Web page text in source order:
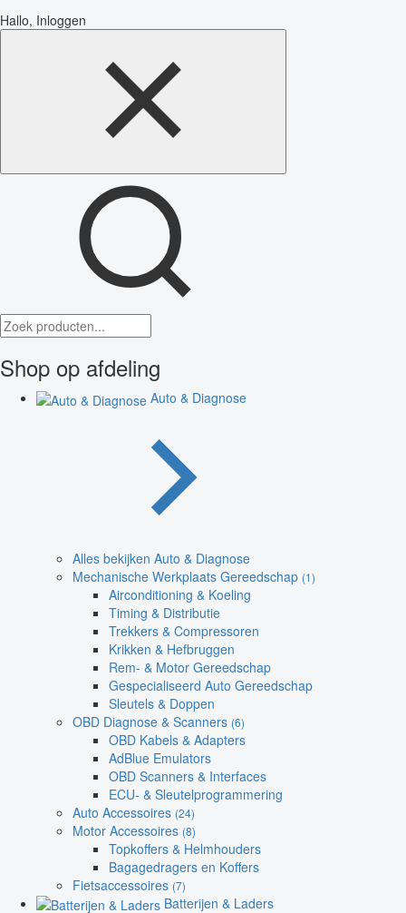
Hallo, Inloggen
Shop op afdeling
Auto & Diagnose
Alles bekijken Auto & Diagnose
Mechanische Werkplaats Gereedschap (1)
Airconditioning & Koeling
Timing & Distributie
Trekkers & Compressoren
Krikken & Hefbruggen
Rem- & Motor Gereedschap
Gespecialiseerd Auto Gereedschap
Sleutels & Doppen
OBD Diagnose & Scanners (6)
OBD Kabels & Adapters
AdBlue Emulators
OBD Scanners & Interfaces
ECU- & Sleutelprogrammering
Auto Accessoires (24)
Motor Accessoires (8)
Topkoffers & Helmhouders
Bagagedragers en Koffers
Fietsaccessoires (7)
Batterijen & Laders